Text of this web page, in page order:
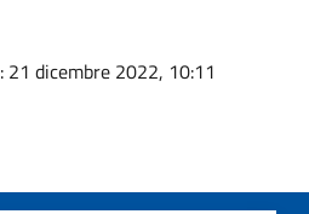
: 21 dicembre 2022, 10:11